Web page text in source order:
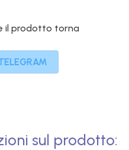
il prodotto torna
sul prodotto: